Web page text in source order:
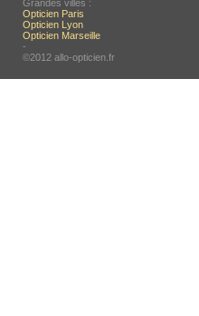
Grandes villes :
Opticien Paris
Opticien Lyon
Opticien Marseille
-
©2012 allo-opticien.fr